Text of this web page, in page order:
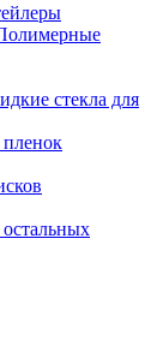
стекла для
пленок